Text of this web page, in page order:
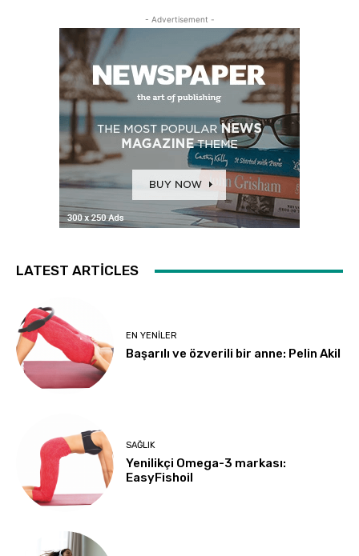
- Advertisement -
LATEST ARTICLES
EN YENILER
Başarılı ve özverili bir anne: Pelin Akil
SAĞLIK
Yenilikçi Omega-3 markası:
EasyFishoil